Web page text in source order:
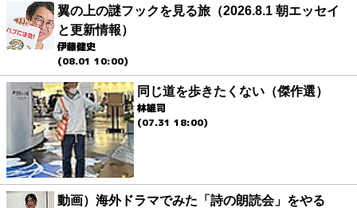
翼の上の謎フックを見る旅（2026.8.1 朝エッセイ
と更新情報）
伊藤健史
(08.01 10:00)
同じ道を歩きたくない（傑作選）
林雄司
(07.31 18:00)
動画）海外ドラマでみた「詩の朗読会」をやる